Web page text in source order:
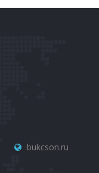
bukcson.ru